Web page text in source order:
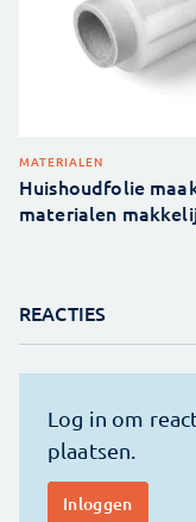
MATERIALEN
Huishoudfolie
materialen
REACTIES